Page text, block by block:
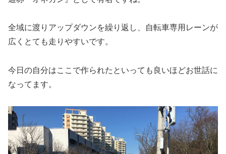
全域に渡りアップダウンを繰り返し、自転車専用レーンが
広くとても走りやすいです。
今日の自分はここで作られたといっても良いほどお世話に
なってます。